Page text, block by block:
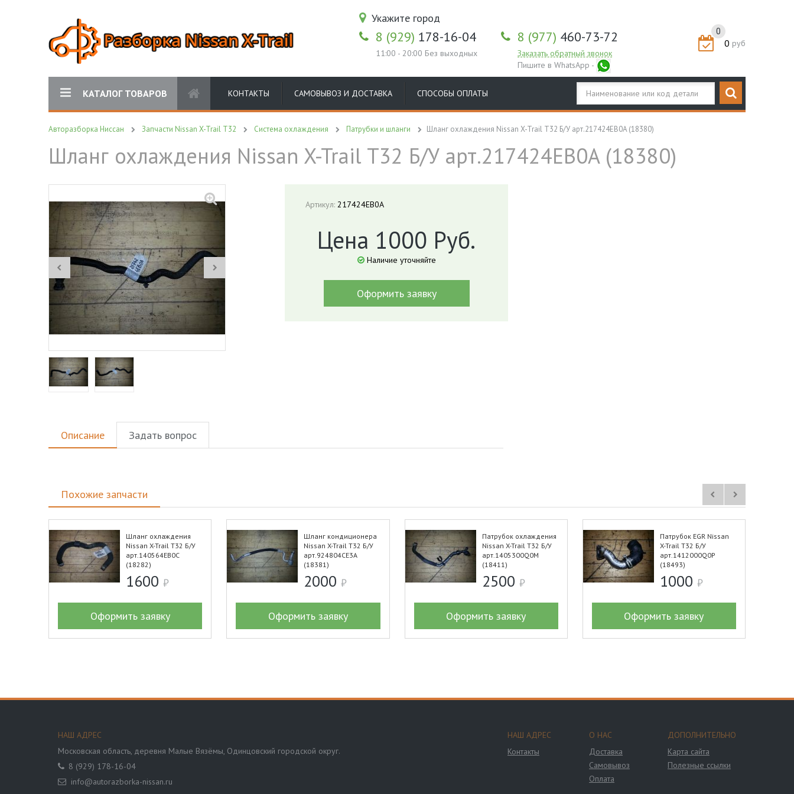
Укажите город
8 (929) 178-16-04
11:00 - 20:00 Без выходных
8 (977) 460-73-72
Заказать обратный звонок
Пишите в WhatsApp -
0
0 руб
КАТАЛОГ ТОВАРОВ КОНТАКТЫ САМОВЫВОЗ И ДОСТАВКА СПОСОБЫ ОПЛАТЫ
Авторазборка Ниссан Запчасти Nissan X-Trail T32 Система охлаждения Патрубки и шланги Шланг охлаждения Nissan X-Trail T32 Б/У арт.217424EB0A (18380)
Шланг охлаждения Nissan X-Trail T32 Б/У арт.217424EB0A (18380)
Артикул: 217424EB0A
Цена 1000 Руб.
Наличие уточняйте
Оформить заявку
Описание Задать вопрос
Похожие запчасти
Шланг охлаждения
Nissan X-Trail T32 Б/У
арт.140564EB0C
(18282)
1600
Оформить заявку
Шланг кондиционера
Nissan X-Trail T32 Б/У
арт.924804CE3A
(18381)
2000
Оформить заявку
Патрубок охлаждения
Nissan X-Trail T32 Б/У
арт.1405300Q0M
(18411)
2500
Оформить заявку
Патрубок EGR Nissan
X-Trail T32 Б/У
арт.1412000Q0P
(18493)
1000
Оформить заявку
НАШ АДРЕС
Московская область, деревня Малые Вязёмы, Одинцовский городской округ.
8 (929) 178-16-04
info@autorazborka-nissan.ru
НАШ АДРЕС
Контакты
О НАС
Доставка
Самовывоз
Оплата
ДОПОЛНИТЕЛЬНО
Карта сайта
Полезные ссылки